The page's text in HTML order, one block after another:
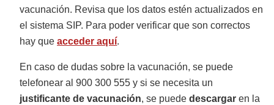
vacunación. Revisa que los datos estén actualizados en
el sistema SIP. Para poder verificar que son correctos
hay queacceder aquí.
En caso de dudas sobre la vacunación, se puede
telefonear al 900 300 555 y si se necesita un
justificante de vacunación, se puededescargar en la